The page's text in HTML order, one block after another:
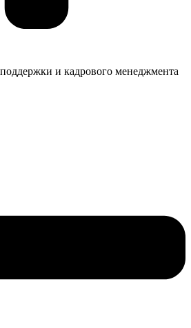
и кадрового менеджмента